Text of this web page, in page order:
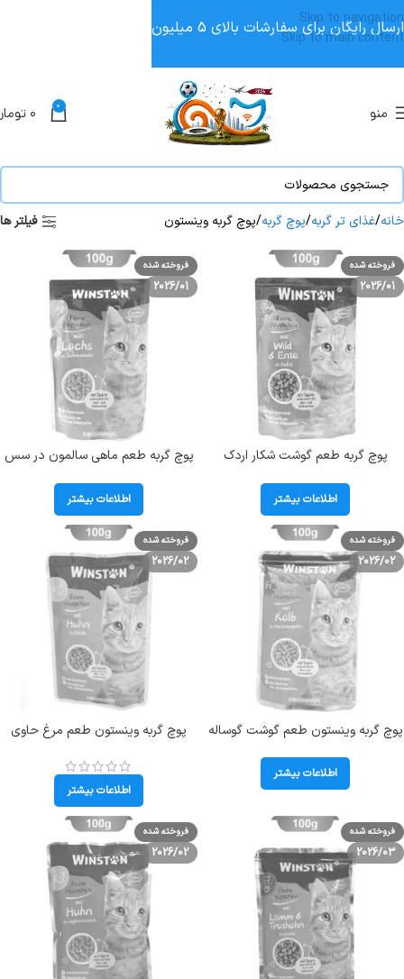
Skip to navigation
Skip to main content
منو 0 ۰
خانه غذای تر گربه پوچ گربه پوچ گربه وینستون فیلتر ها
فروخته شده
2026/01
پوچ گربه طعم گوشت شکار اردک
اطلاعات بیشتر
فروخته شده
2026/01
پوچ گربه طعم ماهی سالمون در سس
(Winston)
اطلاعات بیشتر
فروخته شده
2026/02
پوچ گربه وینستون طعم گوشت گوساله
Kalb
اطلاعات بیشتر
فروخته شده
2026/02
پوچ گربه وینستون طعم مرغ حاوی
Huhn
اطلاعات بیشتر
فروخته شده
2026/03
فروخته شده
2026/02
ارسال رایگان برای سفارشات بالای 5 میلیون